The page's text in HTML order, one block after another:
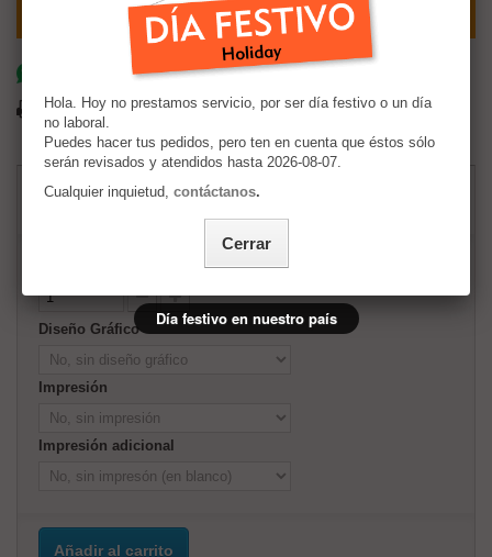
Calcular Costo de Envío
Comparte por whatsapp
Imprimir
$100.95
Diseño Gráfico
Impresión
Impresión adicional
Añadir al carrito
Hola. Hoy no prestamos servicio, por ser día festivo o un día
no laboral.
Puedes hacer tus pedidos, pero ten en cuenta que éstos sólo
serán revisados y atendidos hasta 2026-08-07.
Cualquier inquietud, contáctanos.
Cerrar
Día festivo en nuestro país